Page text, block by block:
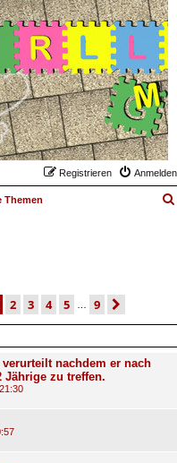
Anmelden
Registrieren
Themen
1 von 9
2 3 4 5 9
nachdem er nach
zu treffen.